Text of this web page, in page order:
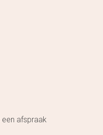
een afspraak